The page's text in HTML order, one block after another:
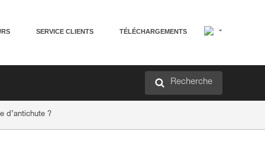
SERVICE CLIENTS TÉLÉCHARGEMENTS
Recherche
d’antichute ?